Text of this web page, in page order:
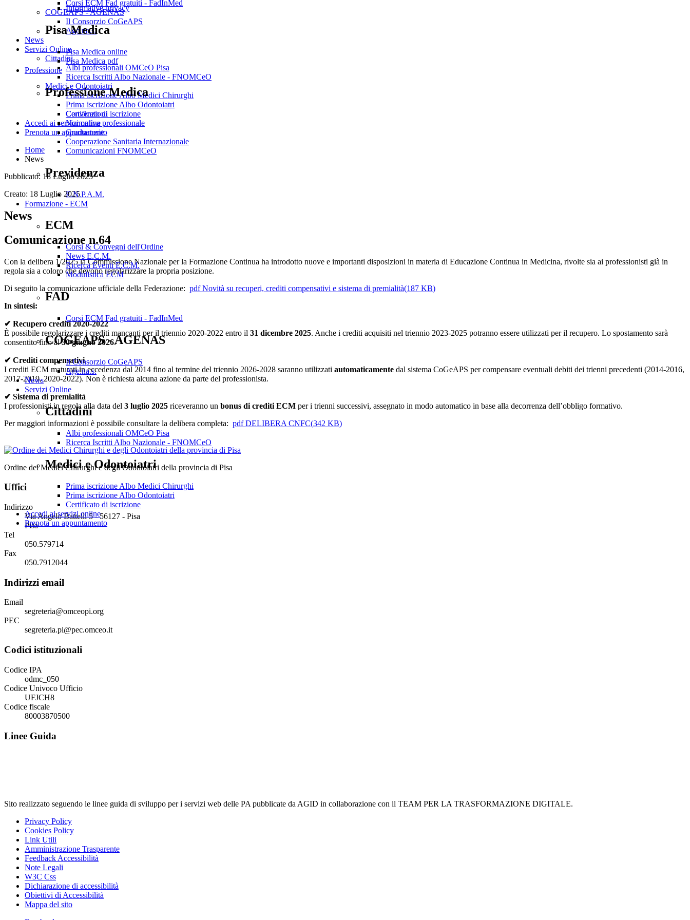
Informative privacy
Pisa Medica
Pisa Medica online
Pisa Medica pdf
Professione
Professione Medica
Convenzioni
Normativa professionale
Graduatorie
Cooperazione Sanitaria Internazionale
Comunicazioni FNOMCeO
Previdenza
E.N.P.A.M.
Formazione - ECM
ECM
Corsi & Convegni dell'Ordine
News E.C.M.
Ricerca Eventi E.C.M.
Modulistica ECM
FAD
Corsi ECM Fad gratuiti - FadInMed
COGEAPS - AGENAS
Il Consorzio CoGeAPS
Age.na.s.
News
Servizi Online
Cittadini
Albi professionali OMCeO Pisa
Ricerca Iscritti Albo Nazionale - FNOMCeO
Medici e Odontoiatri
Prima iscrizione Albo Medici Chirurghi
Prima iscrizione Albo Odontoiatri
Certificato di iscrizione
Accedi ai servizi online
Prenota un appuntamento
Corsi ECM Fad gratuiti - FadInMed
COGEAPS - AGENAS
Il Consorzio CoGeAPS
Age.na.s.
News
Servizi Online
Cittadini
Albi professionali OMCeO Pisa
Ricerca Iscritti Albo Nazionale - FNOMCeO
Medici e Odontoiatri
Prima iscrizione Albo Medici Chirurghi
Prima iscrizione Albo Odontoiatri
Certificato di iscrizione
Accedi ai servizi online
Prenota un appuntamento
Home
News
Pubblicato: 18 Luglio 2025
Creato: 18 Luglio 2025
News
Comunicazione n.64
Con la delibera 1/2025 la Commissione Nazionale per la Formazione Continua ha introdotto nuove e importanti disposizioni in materia di Educazione Continua in Medicina, rivolte sia ai professionisti già in
regola sia a coloro che devono regolarizzare la propria posizione.
Di seguito la comunicazione ufficiale della Federazione: pdfNovità su recuperi, crediti compensativi e sistema di premialità(187 KB)
In sintesi:
✔ Recupero crediti 2020-2022
È possibile regolarizzare i crediti mancanti per il triennio 2020-2022 entro il 31 dicembre 2025. Anche i crediti acquisiti nel triennio 2023-2025 potranno essere utilizzati per il recupero. Lo spostamento sarà
consentito fino al30 giugno 2026.
✔ Crediti compensativi
I crediti ECM maturati in eccedenza dal 2014 fino al termine del triennio 2026-2028 saranno utilizzati automaticamente dal sistema CoGeAPS per compensare eventuali debiti dei trienni precedenti (2014-2016,
2017-2019, 2020-2022). Non è richiesta alcuna azione da parte del professionista.
✔ Sistema di premialità
I professionisti in regola alla data del 3 luglio 2025 riceveranno un bonus di crediti ECM per i trienni successivi, assegnato in modo automatico in base alla decorrenza dell’obbligo formativo.
Per maggiori informazioni è possibile consultare la delibera completa: pdfDELIBERA CNFC(342 KB)
Ordine dei Medici Chirurghi e degli Odontoiatri della provincia di Pisa
Uffici
Indirizzo
Via Angelo Battelli 5 - 56127 - Pisa
Pisa
Tel
050.579714
Fax
050.7912044
Indirizzi email
Email
segreteria@omceopi.org
PEC
segreteria.pi@pec.omceo.it
Codici istituzionali
Codice IPA
odmc_050
Codice Univoco Ufficio
UFJCH8
Codice fiscale
80003870500
Linee Guida
Sito realizzato seguendo le linee guida di sviluppo per i servizi web delle PA pubblicate da AGID in collaborazione con il TEAM PER LA TRASFORMAZIONE DIGITALE.
Privacy Policy
Cookies Policy
Link Utili
Amministrazione Trasparente
Feedback Accessibilità
Note Legali
W3C Css
Dichiarazione di accessibilità
Obiettivi di Accessibilità
Mappa del sito